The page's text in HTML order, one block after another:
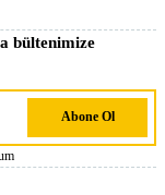
bültenimize
Abone Ol